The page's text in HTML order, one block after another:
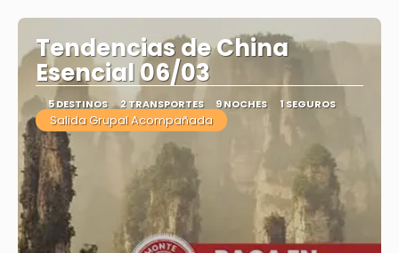
Tendencias de China
Esencial 06/03
5 DESTINOS 2 TRANSPORTES 9 NOCHES 1 SEGUROS
Salida Grupal Acompañada